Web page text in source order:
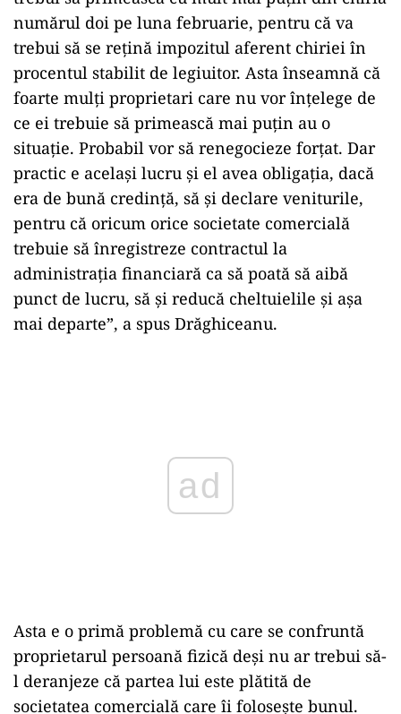
numărul doi pe luna februarie, pentru că va
trebui să se rețină impozitul aferent chiriei în
procentul stabilit de legiuitor. Asta înseamnă că
foarte mulți proprietari care nu vor înțelege de
ce ei trebuie să primească mai puțin au o
situație. Probabil vor să renegocieze forțat. Dar
practic e același lucru și el avea obligația, dacă
era de bună credință, să și declare veniturile,
pentru că oricum orice societate comercială
trebuie să înregistreze contractul la
administrația financiară ca să poată să aibă
punct de lucru, să și reducă cheltuielile și așa
mai departe”, a spus Drăghiceanu.
Asta e o primă problemă cu care se confruntă
proprietarul persoană fizică deși nu ar trebui să-
l deranjeze că partea lui este plătită de
societatea comercială care îi folosește bunul.